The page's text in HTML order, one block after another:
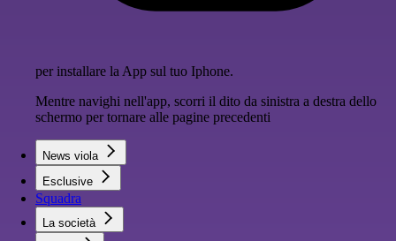
per installare la App sul tuo Iphone.
Mentre navighi nell'app, scorri il dito da sinistra a destra dello
schermo per tornare alle pagine precedenti
News viola
Esclusive
Squadra
La società